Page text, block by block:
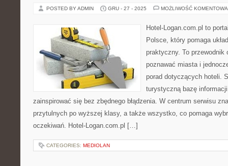
POSTED BY ADMIN GRU - 27 - 2025 MOŻLIWOŚĆ
Hotel-Logan.com.pl to
Polsce, który pomaga
praktyczny. To przewodnik
poznawać miasta i
porad dotyczących hoteli.
turystyczną bazę
zainspirować się bez zbędnego błądzenia. W centrum serwisu
przytulnych po wyższej klasy, a także wszystko, co pomaga
oczekiwań. Hotel-Logan.com.pl […]
CATEGORIES: MEDIOLAN